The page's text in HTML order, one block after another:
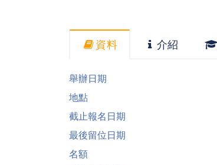
資料 介紹
舉辦日期
地點
截止報名日期
最後留位日期
名額